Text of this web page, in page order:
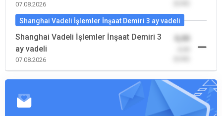
07.08.2026
Shanghai Vadeli İşlemler İnşaat Demiri 3 ay vadeli
Shanghai Vadeli İşlemler İnşaat Demiri 3
ay vadeli
07.08.2026
0,00